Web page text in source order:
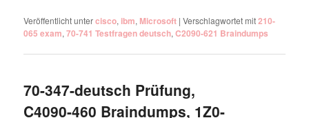
Veröffentlicht untercisco, ibm, Microsoft |Verschlagwortet mit210-
065 exam,70-741 Testfragen deutsch,C2090-621 Braindumps
70-347-deutsch Prüfung,
C4090-460 Braindumps, 1Z0-